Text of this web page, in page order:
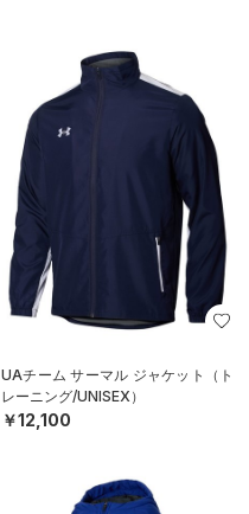
UAチーム サーマル ジャケット（ト
レーニング/UNISEX）
￥12,100